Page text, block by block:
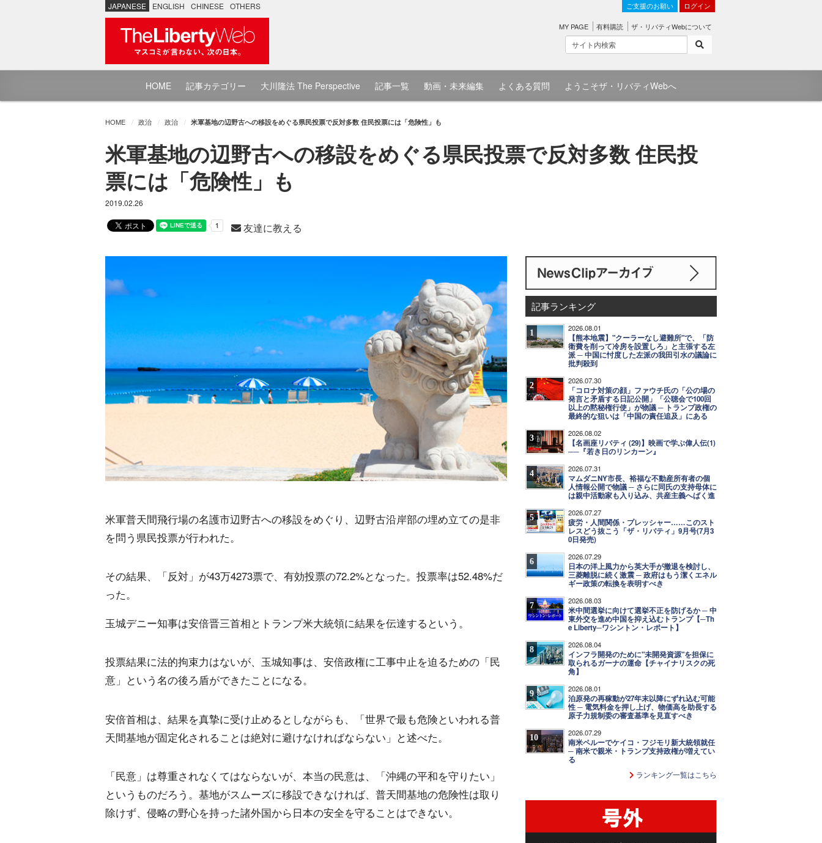
JAPANESE ENGLISH CHINESE OTHERS ご支援のお願い ログイン
MY PAGE 有料購読 ザ・リバティWebについて
HOME 記事カテゴリー 大川隆法 The Perspective 記事一覧 動画・未来編集 よくある質問 ようこそザ・リバティWebへ
HOME 政治 政治 米軍基地の辺野古への移設をめぐる県民投票で反対多数 住民投票には「危険性」も
米軍基地の辺野古への移設をめぐる県民投票で反対多数 住民投
票には「危険性」も
2019.02.26
友達に教える
米軍普天間飛行場の名護市辺野古への移設をめぐり、辺野古沿岸部の埋め立ての是非
を問う県民投票が行われた。
その結果、「反対」が43万4273票で、有効投票の72.2%となった。投票率は52.48%だ
った。
玉城デニー知事は安倍晋三首相とトランプ米大統領に結果を伝達するという。
投票結果に法的拘束力はないが、玉城知事は、安倍政権に工事中止を迫るための「民
意」という名の後ろ盾ができたことになる。
安倍首相は、結果を真摯に受け止めるとしながらも、「世界で最も危険といわれる普
天間基地が固定化されることは絶対に避けなければならない」と述べた。
「民意」は尊重されなくてはならないが、本当の民意は、「沖縄の平和を守りたい」
というものだろう。基地がスムーズに移設できなければ、普天間基地の危険性は取り
除けず、侵略の野心を持った諸外国から日本の安全を守ることはできない。
記事ランキング
1 2026.08.01
【熊本地震】"クーラーなし避難所"で、「防
衛費を削って冷房を設置しろ」と主張する左
派 ─ 中国に忖度した左派の我田引水の議論に
批判殺到
2 2026.07.30
「コロナ対策の顔」ファウチ氏の「公の場の
発言と矛盾する日記公開」「公聴会で100回
以上の黙秘権行使」が物議 ─ トランプ政権の
最終的な狙いは「中国の責任追及」にある
3 2026.08.02
【名画座リバティ (29)】映画で学ぶ偉人伝(1)
──『若き日のリンカーン』
4 2026.07.31
マムダニNY市長、裕福な不動産所有者の個
人情報公開で物議 ─ さらに同氏の支持母体に
は親中活動家も入り込み、共産主義へばく進
5 2026.07.27
疲労・人間関係・プレッシャー……このスト
レスどう抜こう「ザ・リバティ」9月号(7月3
0日発売)
6 2026.07.29
日本の洋上風力から英大手が撤退を検討し、
三菱離脱に続く激震 ─ 政府はもう潔くエネル
ギー政策の転換を表明すべき
7 2026.08.03
米中間選挙に向けて選挙不正を防げるか ─ 中
東外交を進め中国を抑え込むトランプ【─Th
e Liberty─ワシントン・レポート】
8 2026.08.04
インフラ開発のために"未開発資源"を担保に
取られるガーナの運命【チャイナリスクの死
角】
9 2026.08.01
泊原発の再稼動が27年末以降にずれ込む可能
性 ─ 電気料金を押し上げ、物価高を助長する
原子力規制委の審査基準を見直すべき
10 2026.07.29
南米ペルーでケイコ・フジモリ新大統領就任
─ 南米で親米・トランプ支持政権が増えてい
る
ランキング一覧はこちら